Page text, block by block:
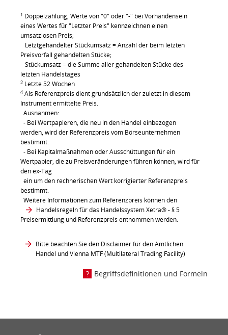
1 Doppelzählung, Werte von "0" oder "-" bei Vorhandensein
eines Wertes für "Letzter Preis" kennzeichnen einen
umsatzlosen Preis;
Letztgehandelter Stückumsatz = Anzahl der beim letzten
Preisvorfall gehandelten Stücke;
Stückumsatz = die Summe aller gehandelten Stücke des
letzten Handelstages
2 Letzte 52 Wochen
4 Als Referenzpreis dient grundsätzlich der zuletzt in diesem
Instrument ermittelte Preis.
Ausnahmen:
- Bei Wertpapieren, die neu in den Handel einbezogen
werden, wird der Referenzpreis vom Börseunternehmen
bestimmt.
- Bei Kapitalmaßnahmen oder Ausschüttungen für ein
Wertpapier, die zu Preisveränderungen führen können, wird für
den ex-Tag
ein um den rechnerischen Wert korrigierter Referenzpreis
bestimmt.
Weitere Informationen zum Referenzpreis können den
Handelsregeln für das Handelssystem Xetra®- § 5
Preisermittlung und Referenzpreis entnommen werden.
Bitte beachten Sie den Disclaimer für den Amtlichen
Handel und Vienna MTF (Multilateral Trading Facility)
Begriffsdefinitionen und Formeln